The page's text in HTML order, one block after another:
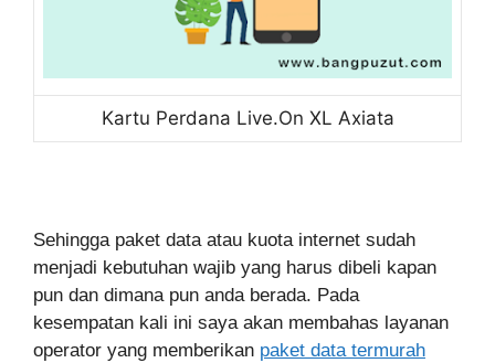
Kartu Perdana Live.On XL Axiata
Sehingga paket data atau kuota internet sudah
menjadi kebutuhan wajib yang harus dibeli kapan
pun dan dimana pun anda berada. Pada
kesempatan kali ini saya akan membahas layanan
operator yang memberikan paket data termurah